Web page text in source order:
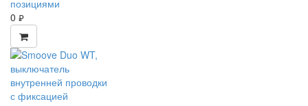
позициями
0 руб.